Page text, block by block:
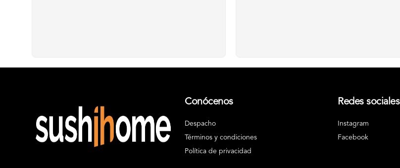
Conócenos
Despacho
Términos y condiciones
Política de privacidad
Redes sociales
Instagram
Facebook